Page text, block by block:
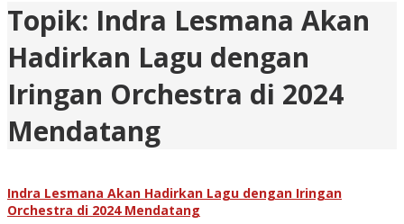
Topik: Indra Lesmana Akan
Hadirkan Lagu dengan
Iringan Orchestra di 2024
Mendatang
Indra Lesmana Akan Hadirkan Lagu dengan Iringan
Orchestra di 2024 Mendatang